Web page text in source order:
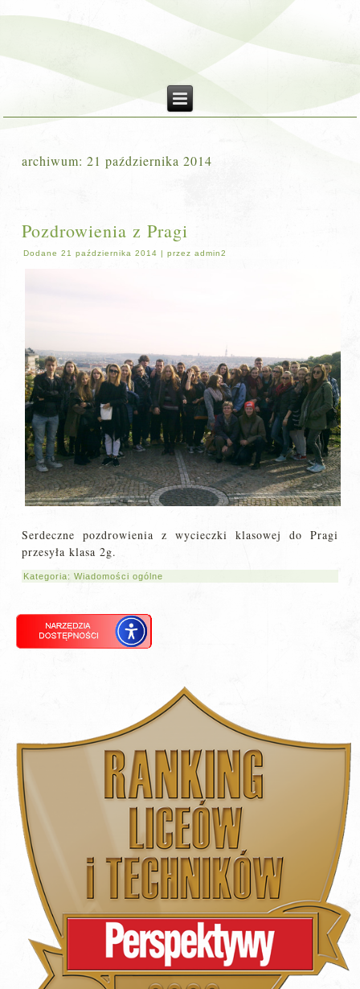
archiwum:21 października 2014
Pozdrowienia z Pragi
Dodane 21 października 2014 |przez admin2
Serdeczne pozdrowienia z wycieczki klasowej do Pragi
przesyła klasa 2g.
Kategoria:Wiadomości ogólne